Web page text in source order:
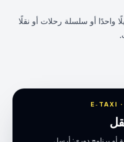
واحدًا أو سلسلة رحلات أو نقلًا
E‑TAXI
أو برنامج دوري: أرسل